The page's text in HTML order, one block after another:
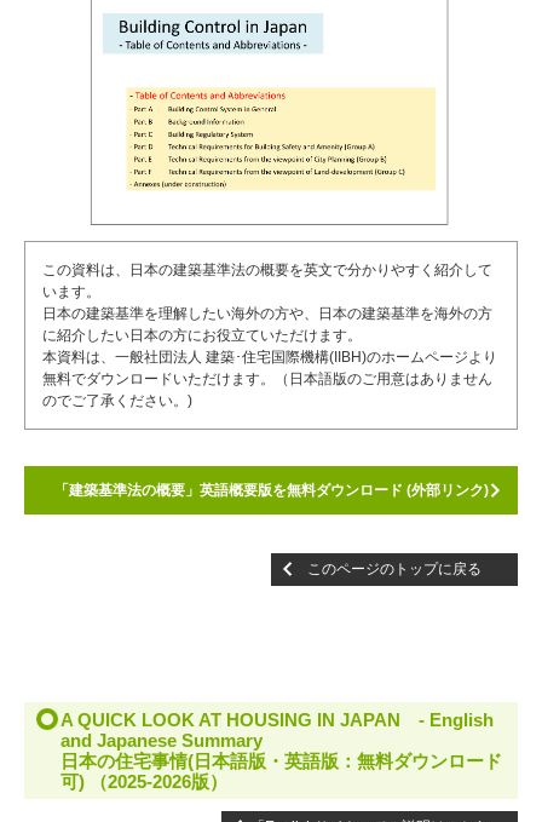
この資料は、日本の建築基準法の概要を英文で分かりやすく紹介して
います。
日本の建築基準を理解したい海外の方や、日本の建築基準を海外の方
に紹介したい日本の方にお役立ていただけます。
本資料は、一般社団法人 建築･住宅国際機構(IIBH)のホームページより
無料でダウンロードいただけます。（日本語版のご用意はありません
のでご了承ください。)
「建築基準法の概要」英語概要版を無料ダウンロード (外部リンク)
このページのトップに戻る
A QUICK LOOK AT HOUSING IN JAPAN - English
and Japanese Summary
日本の住宅事情(日本語版・英語版：無料ダウンロード
可) （2025-2026版）